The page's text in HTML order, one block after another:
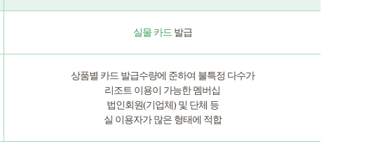
실물 카드발급
상품별 카드 발급수량에 준하여 불특정 다수가
리조트 이용이 가능한 멤버십
법인회원(기업체) 및 단체 등
실 이용자가 많은 형태에 적합